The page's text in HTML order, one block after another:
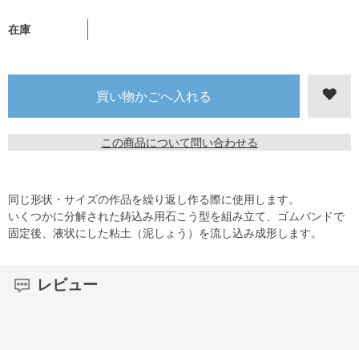
在庫
この商品について問い合わせる
同じ形状・サイズの作品を繰り返し作る際に使用します。
いくつかに分解された鋳込み用石こう型を組み立て、ゴムバンドで
固定後、液状にした粘土（泥しょう）を流し込み成形します。
レビュー